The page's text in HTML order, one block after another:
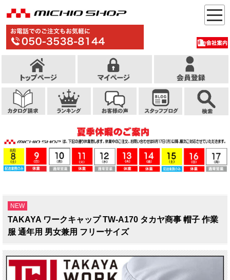
NEW
TAKAYA ワークキャップ TW-A170 タカヤ商事 帽子 作業
服 通年用 男女兼用 フリーサイズ